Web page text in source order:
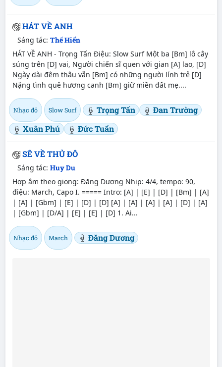
HÁT VỀ ANH
Sáng tác: Thế Hiển
HÁT VỀ ANH - Trọng Tấn Điệu: Slow Surf Một ba [Bm] lô cây
súng trên [D] vai, Người chiến sĩ quen với gian [A] lao, [D]
Ngày dài đêm thâu vẫn [Bm] có những người lính trẻ [D]
Nặng tình quê hương canh [Bm] giữ miền đất mẹ....
Nhạc đỏ Slow Surf Trọng Tấn
Đan Trường
Xuân Phú
Đức Tuấn
SẼ VỀ THỦ ĐÔ
Sáng tác: Huy Du
Hợp âm theo giọng: Đăng Dương Nhịp: 4/4, tempo: 90,
điệu: March, Capo I. ===== Intro: [A] | [E] | [D] | [Bm] | [A]
| [A] | [Gbm] | [E] | [D] | [D] [A] | [A] | [A] | [A] | [D] | [A]
| [Gbm] | [D/A] | [E] | [E] | [D] 1. Ai...
Nhạc đỏ March Đăng Dương